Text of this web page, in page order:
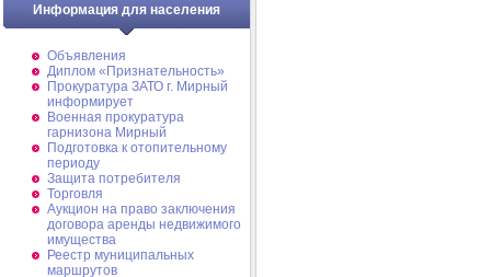
Информация для населения
Объявления
Диплом «Признательность»
Прокуратура ЗАТО г. Мирный
информирует
Военная прокуратура
гарнизона Мирный
Подготовка к отопительному
периоду
Защита потребителя
Торговля
Аукцион на право заключения
договора аренды недвижимого
имущества
Реестр муниципальных
маршрутов